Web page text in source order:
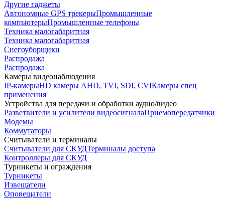
Другие гаджеты
Автономные GPS трекерыПромышленные
компьютерыПромышленные телефоны
Техника малогабаритная
Техника малогабаритная
Снегоуборщики
Распродажа
Распродажа
Камеры видеонаблюдения
IP-камерыHD камеры AHD, TVI, SDI, CVIКамеры спец
применения
Устройства для передачи и обработки аудио/видео
Разветвители и усилители видеосигналаПриемопередатчики
Модемы
Коммутаторы
Считыватели и терминалы
Считыватели для СКУДТерминалы доступа
Контроллеры для СКУД
Турникеты и ограждения
Турникеты
Извещатели
Оповещатели